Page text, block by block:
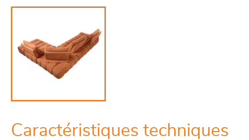
Caractéristiques techniques